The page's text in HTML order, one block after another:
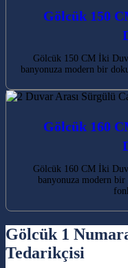
Gölcük 150
Gölcük 150 CM İki
banyonuza modern bir
Gölcük 160
Gölcük 160 CM İki
banyonuza modern bir
Gölcük 1
Tedarikçisi